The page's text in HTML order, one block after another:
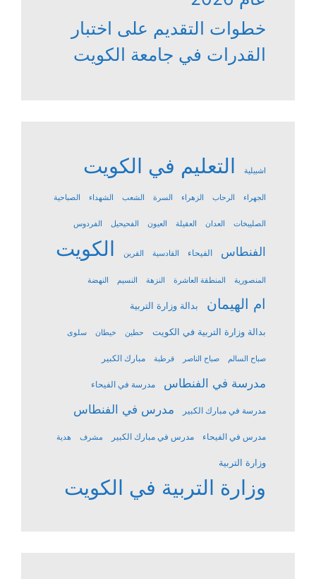
خطوات التقديم على اختبار
القدرات في جامعة الكويت
اشبيلية التعليم في الكويت
الجهراء الرحاب الزهراء السرة الشعب الشهداء الصباحية
الصليبخات العدان العقيلة العيون الفحيحيل الفردوس
الفنطاس الفيحاء القادسية القرين الكويت
المنصورية المنطقة العاشرة النزهة النسيم النهضة
ام الهيمان بدالة وزارة التربية
بدالة وزارة التربية في الكويت حطين خيطان سلوى
صباح السالم صباح الناصر قرطبة مبارك الكبير
مدرسة في الفنطاس مدرسة في الفيحاء
مدرسة في مبارك الكبير مدرس في الفنطاس
مدرس في الفيحاء مدرس في مبارك الكبير مشرف هدية
وزارة التربية
وزارة التربية في الكويت